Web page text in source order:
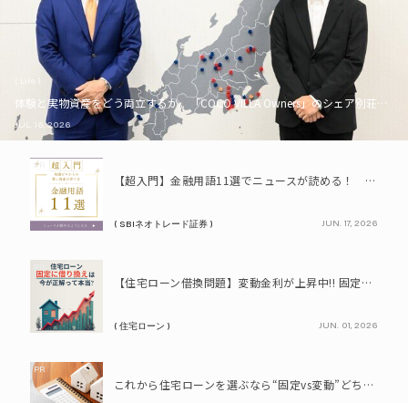
体験と実物資産をどう両立するか。「COCO VILLA Owners」のシェア別荘とい
JUL. 16, 2026
PR
【超入門】金融用語11選でニュースが読める！ 知識ゼロからの賢い資産の育て方
( SBIネオトレード証券 ) JUN. 17, 2026
【住宅ローン借換問題】変動金利が上昇中!! 固定に借り換えるなら今が正解って本当? シミュレーションで比較してみよう
( 住宅ローン ) JUN. 01, 2026
PR
これから住宅ローンを選ぶなら“固定vs変動”どちらが正解? 9割が利用したいと答えた「いま決めなくてもいい」ローンとは!?